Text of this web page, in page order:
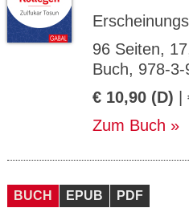
96 Seiten,
Buch, 978-
€ 10,90 (D)
Zum Buch
BUCH EPUB PDF